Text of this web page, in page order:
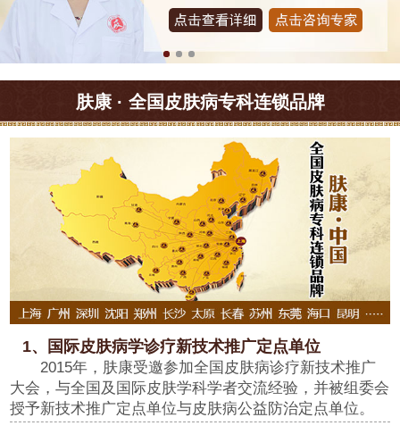
肤康 · 全国皮肤病专科连锁品牌
1、国际皮肤病学诊疗新技术推广定点单位
2015年，肤康受邀参加全国皮肤病诊疗新技术推广
大会，与全国及国际皮肤学科学者交流经验，并被组委会
授予新技术推广定点单位与皮肤病公益防治定点单位。